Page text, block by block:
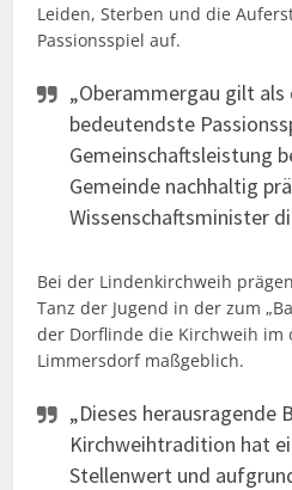
Leiden, Sterben und die
Passionsspiel auf.
„Oberammergau gilt
bedeutendste
Gemeinschaftsleistung
Gemeinde nachhaltig
Wissenschaftsminister
Bei der Lindenkirchweih
Tanz der Jugend in der zum
der Dorflinde die Kirchweih im
Limmersdorf maßgeblich.
„Dieses herausragende
Kirchweihtradition hat
Stellenwert und